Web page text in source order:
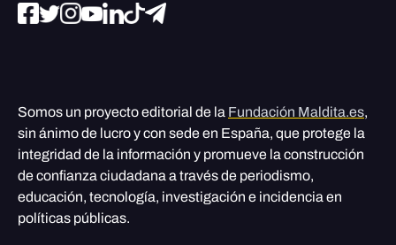
Somos un proyecto editorial de la Fundación Maldita.es,
sin ánimo de lucro y con sede en España, que protege la
integridad de la información y promueve la construcción
de confianza ciudadana a través de periodismo,
educación, tecnología, investigación e incidencia en
políticas públicas.